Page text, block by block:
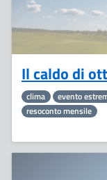
Il caldo di
clima evento
resoconto mensile